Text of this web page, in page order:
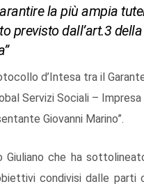
la più ampia
previsto dall’art.3
d’Intesa tra il
Servizi Sociali –
Giovanni Marino”.
che ha
condivisi dalle parti